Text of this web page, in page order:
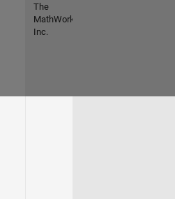
The
MathWorks,
Inc.